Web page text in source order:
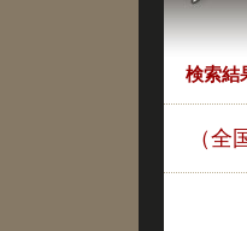
検索結
（全